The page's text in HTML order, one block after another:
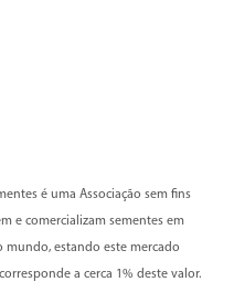
é uma Associação sem fins
e comercializam sementes em
mundo, estando este mercado
a cerca 1% deste valor.